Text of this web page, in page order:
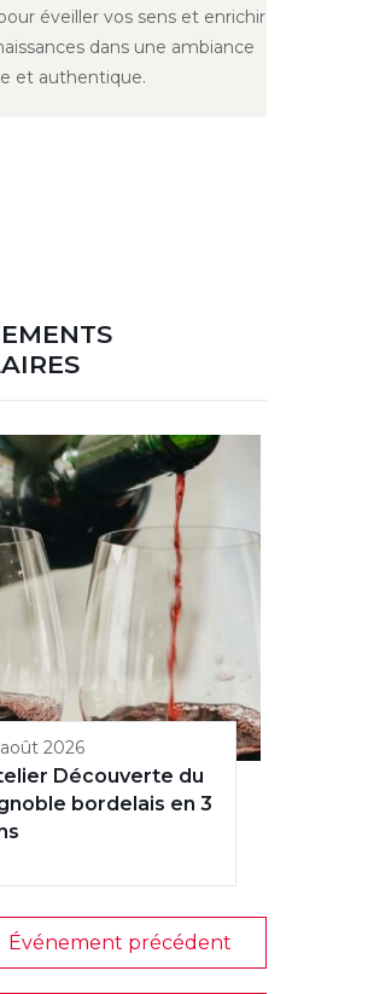
éveiller vos sens et enrichir
dans une ambiance
et authentique.
août 2026
Découverte du
bordelais en 3
Événement précédent